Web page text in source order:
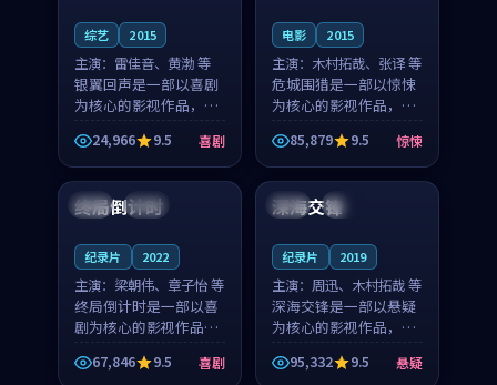
综艺 2015
主演： 雷佳音、黄渤 等
银翼回声是一部以喜剧
为核心的影视作品，围
绕危机、反转与人物成
长展开，整体节奏紧
凑，值得推荐观看。
24,966 9.5 喜剧
电影 2015
主演： 木村拓哉、张译 等
危城围猎是一部以惊悚
为核心的影视作品，围
绕危机、反转与人物成
长展开，整体节奏紧
凑，值得推荐观看。
85,879 9.5 惊悚
英国 独播
终局倒计时
纪录片 2022
主演： 梁朝伟、章子怡 等
终局倒计时是一部以喜
剧为核心的影视作品，
围绕危机、反转与人物
成长展开，整体节奏紧
67,846 9.5 喜剧
英国 热播
深海交锋
纪录片 2019
主演： 周迅、木村拓哉 等
深海交锋是一部以悬疑
为核心的影视作品，围
绕危机、反转与人物成
长展开，整体节奏紧
95,332 9.5 悬疑